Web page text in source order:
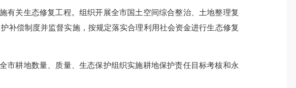
关生态修复工程。组织开展全市国土空间综合整治、土地整理复
补偿制度并监督实施，按规定落实合理利用社会资金进行生态修复
耕地数量、质量、生态保护组织实施耕地保护责任目标考核和永